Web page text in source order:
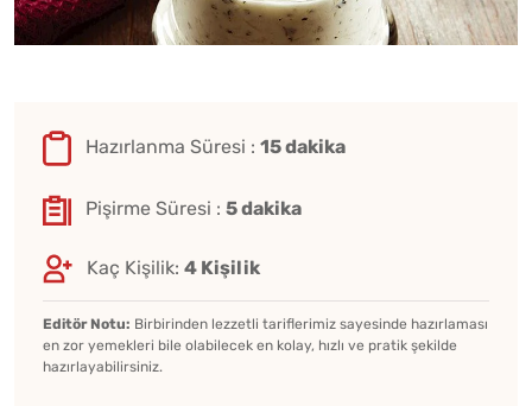
Hazırlanma Süresi : 15 dakika
Pişirme Süresi : 5 dakika
Kaç Kişilik: 4 Kişilik
Editör Notu: Birbirinden lezzetli tariflerimiz sayesinde hazırlaması
en zor yemekleri bile olabilecek en kolay, hızlı ve pratik şekilde
hazırlayabilirsiniz.